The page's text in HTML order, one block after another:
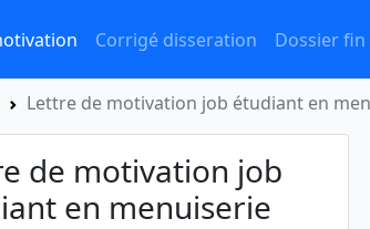
Corrigé disseration Dossier
Lettre de motivation job étudiant en
de motivation job
en menuiserie